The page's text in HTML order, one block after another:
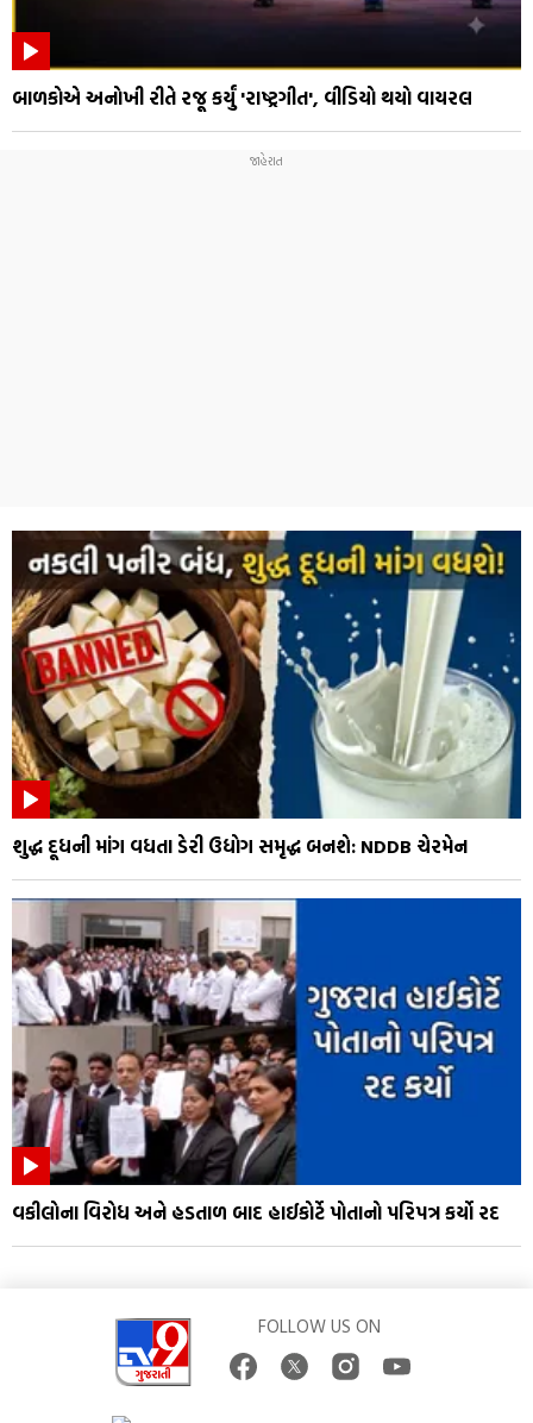
બાળકોએ અનોખી રીતે રજૂ કર્યું 'રાષ્ટ્રગીત', વીડિયો થયો વાયરલ
શુદ્ધ દૂધની માંગ વધતા ડેરી ઉદ્યોગ સમૃદ્ધ બનશે: NDDB ચેરમેન
વકીલોના વિરોધ અને હડતાળ બાદ હાઈકોર્ટે પોતાનો પરિપત્ર કર્યો રદ
FOLLOW US ON